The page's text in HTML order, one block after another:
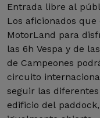
Entrada libre al
Los aficionados
MotorLand para
las 6h Vespa y de
de Campeones
circuito
seguir las
edificio del